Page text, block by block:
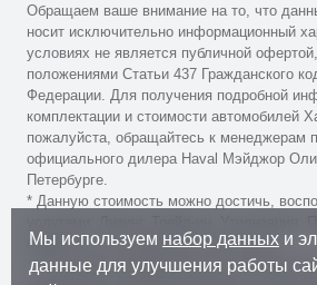
Обращаем ваше внимание на то, что
носит исключительно информационный
условиях не является публичной
положениями Статьи 437 Гражданского
Федерации. Для получения подробной
комплектации и стоимости автомобилей
пожалуйста, обращайтесь к менеджерам
официального дилера Haval Мэйджор
Петербурге.
* Данную стоимость можно достичь,
продаж и по телефонам автосалона.
** Вы будете перемещены на сайт Major
Мы используем набор данных и
данные для улучшения работы